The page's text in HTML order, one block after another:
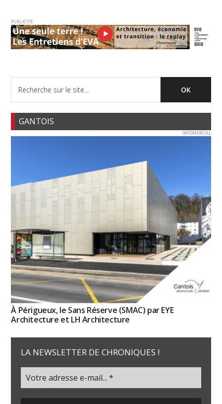
PUBLICITE
GANTOIS
INFOMERCIAL
À Périgueux, le Sans Réserve (SMAC) par EYE
Architecture et LH Architecture
LA NEWSLETTER DE CHRONIQUES !